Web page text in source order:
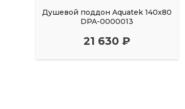
Душевой поддон Aquatek 140x80
DPA-0000013
21 630 ₽